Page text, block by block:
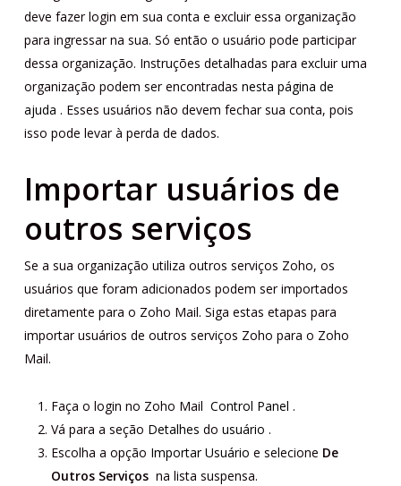
deve fazer login em sua conta e excluir essa organização
para ingressar na sua. Só então o usuário pode participar
dessa organização. Instruções detalhadas para excluir uma
organização podem ser encontradas nesta página de
ajuda . Esses usuários não devem fechar sua conta, pois
isso pode levar à perda de dados.
Importar usuários de
outros serviços
Se a sua organização utiliza outros serviços Zoho, os
usuários que foram adicionados podem ser importados
diretamente para o Zoho Mail. Siga estas etapas para
importar usuários de outros serviços Zoho para o Zoho
Mail.
Faça o login no Zoho Mail Control Panel .
Vá para a seção Detalhes do usuário .
Escolha a opção Importar Usuário e selecione De
Outros Serviços na lista suspensa.